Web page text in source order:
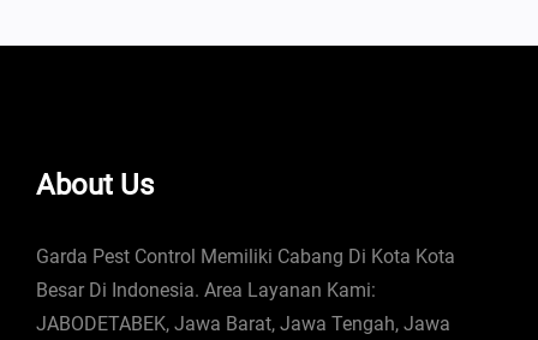
About Us
Garda Pest Control Memiliki Cabang Di Kota Kota
Besar Di Indonesia. Area Layanan Kami:
JABODETABEK, Jawa Barat, Jawa Tengah, Jawa